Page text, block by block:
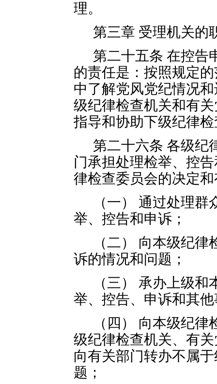
理。
第三章 受理机关的
第二十五条 在控告
的责任是：按照规定
中了解党风党纪情况
级纪律检查机关和有
指导和协助下级纪律
第二十六条 各级纪
门承担处理检举、控
律检查委员会的决定
（一） 通过处理
举、控告和申诉；
（二） 向本级纪
诉的情况和问题；
（三） 承办上级
举、控告、申诉和其
（四） 向本级纪
级纪律检查机关、有
向有关部门转办不属
题；